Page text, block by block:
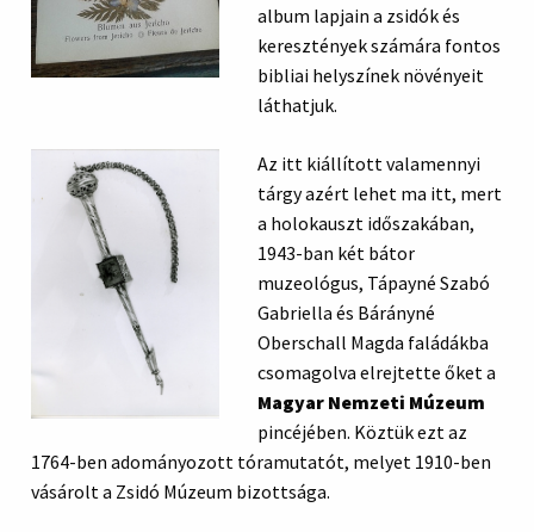
album lapjain a zsidók és
keresztények számára fontos
bibliai helyszínek növényeit
láthatjuk.
Az itt kiállított valamennyi
tárgy azért lehet ma itt, mert
a holokauszt időszakában,
1943-ban két bátor
muzeológus, Tápayné Szabó
Gabriella és Bárányné
Oberschall Magda faládákba
csomagolva elrejtette őket a
Magyar Nemzeti Múzeum
pincéjében. Köztük ezt az
1764-ben adományozott tóramutatót, melyet 1910-ben
vásárolt a Zsidó Múzeum bizottsága.